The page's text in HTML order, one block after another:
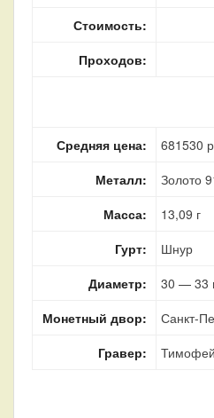
Стоимость:
Проходов:
Средняя цена:
681530
Металл:
Золото
Масса:
13,09 г
Гурт:
Шнур
Диаметр:
30 — 33
Монетный двор:
Санкт-
Гравер: